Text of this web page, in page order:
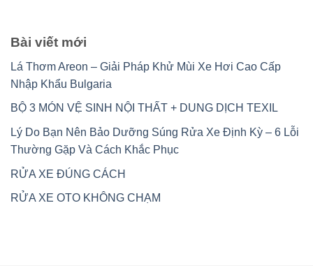
Bài viết mới
Lá Thơm Areon – Giải Pháp Khử Mùi Xe Hơi Cao Cấp
Nhập Khẩu Bulgaria
BỘ 3 MÓN VỆ SINH NỘI THẤT + DUNG DỊCH TEXIL
Lý Do Bạn Nên Bảo Dưỡng Súng Rửa Xe Định Kỳ – 6 Lỗi
Thường Gặp Và Cách Khắc Phục
RỬA XE ĐÚNG CÁCH
RỬA XE OTO KHÔNG CHẠM